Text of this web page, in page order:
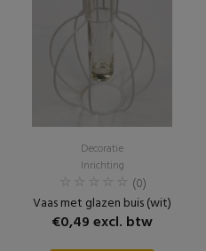
Decoratie
Inrichting
(0)
Vaas met glazen buis (wit)
€0,49 excl. btw